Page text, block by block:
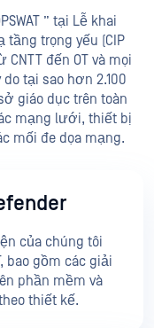
” tại Lễ khai
trọng yếu (CIP
CNTT đến OT và mọi
tại sao hơn 2.100
giáo dục trên toàn
mạng lưới, thiết bị
mối đe dọa mạng.
của chúng tôi
bao gồm các giải
phần mềm và
thiết kế.